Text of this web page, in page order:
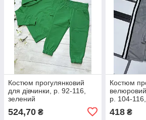
Костюм прогулянковий
для дівчинки, р. 92-116,
зелений
524,70 ₴
Костюм
велюровий
р. 104-116,
418₴